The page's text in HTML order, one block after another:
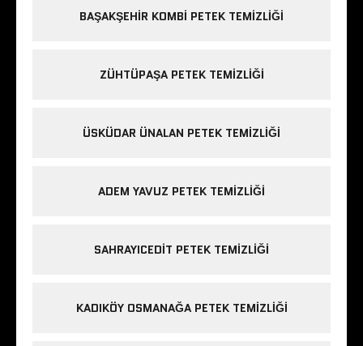
BAŞAKŞEHIR KOMBI PETEK TEMIZLIĞI
ZÜHTÜPAŞA PETEK TEMIZLIĞI
ÜSKÜDAR ÜNALAN PETEK TEMIZLIĞI
ADEM YAVUZ PETEK TEMIZLIĞI
SAHRAYICEDIT PETEK TEMIZLIĞI
KADIKÖY OSMANAĞA PETEK TEMIZLIĞI